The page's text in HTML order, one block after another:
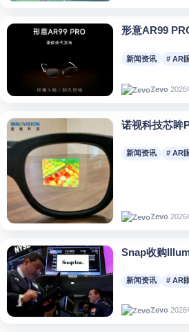
形意AR99
新闻资讯 # AR
Zevo 2026
诺视科技芯眸
新闻资讯 # AR
Zevo 2026
Snap收购
新闻资讯 # AR
Zevo 2026